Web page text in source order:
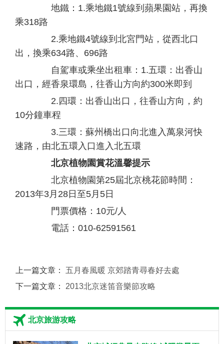
地鐵：1.乘地鐵1號線到蘋果園站，再換
乘318路
2.乘地鐵4號線到北宮門站，從西北口
出，換乘634路、696路
自駕車或乘坐出租車：1.五環：出香山
出口，經香泉環島，往香山方向約300米即到
2.四環：出香山出口，往香山方向，約
10分鐘車程
3.三環：蘇州橋出口向北進入萬泉河快
速路，由北五環入口進入北五環
北京植物園賞花溫馨提示
北京植物園第25屆北京桃花節時間：
2013年3月28日至5月5日
門票價格：10元/人
電話：010-62591561
上一篇文章： 五月春風暖 京郊踏青尋春好去處
下一篇文章： 2013北京迷笛音樂節攻略
北京旅游攻略